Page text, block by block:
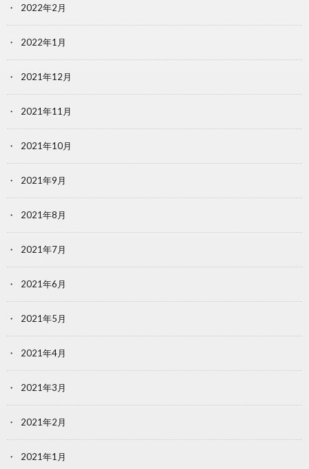
2022年2月
2022年1月
2021年12月
2021年11月
2021年10月
2021年9月
2021年8月
2021年7月
2021年6月
2021年5月
2021年4月
2021年3月
2021年2月
2021年1月